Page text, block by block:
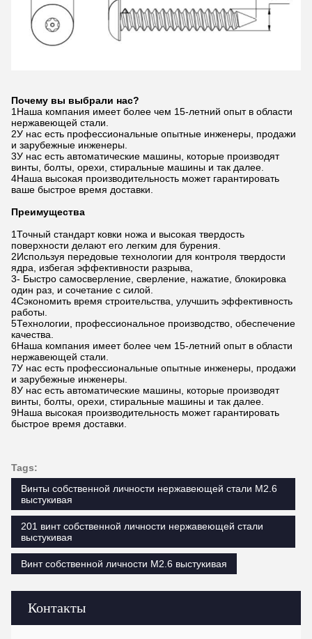
Контакты
Почему вы выбрали нас?
1Наша компания имеет более чем 15-летний опыт в области
нержавеющей стали.
2У нас есть профессиональные опытные инженеры, продажи
и зарубежные инженеры.
3У нас есть автоматические машины, которые производят
винты, болты, орехи, стиральные машины и так далее.
4Наша высокая производительность может гарантировать
ваше быстрое время доставки.
Преимущества
1Точный стандарт ковки ножа и высокая твердость
поверхности делают его легким для бурения.
2Используя передовые технологии для контроля твердости
ядра, избегая эффективности разрыва,
3- Быстро самосверление, сверление, нажатие, блокировка
один раз, и сочетание с силой.
4Сэкономить время строительства, улучшить эффективность
работы.
5Технологии, профессиональное производство, обеспечение
качества.
6Наша компания имеет более чем 15-летний опыт в области
нержавеющей стали.
7У нас есть профессиональные опытные инженеры, продажи
и зарубежные инженеры.
8У нас есть автоматические машины, которые производят
винты, болты, орехи, стиральные машины и так далее.
9Наша высокая производительность может гарантировать
быстрое время доставки.
Tags:
Винты собственной личности нержавеющей стали M2.6
выстукивая
201 винт собственной личности нержавеющей стали
выстукивая
Винт собственной личности M2.6 выстукивая